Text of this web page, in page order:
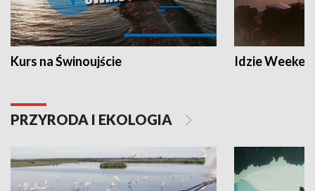
Kurs na Świnoujście Idzie
PRZYRODA I EKOLOGIA